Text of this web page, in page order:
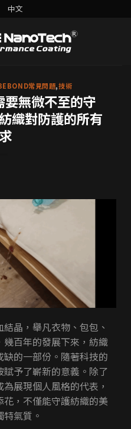
中文
常見問題,技術
無微不至的守
織對防護的所有
晶，舉凡衣物、包包、
百年的發展下來，紡織
的一部份。隨著科技的
予了嶄新的意義。除了
展現個人風格的代表，
，不僅能守護紡織的美
氣質。